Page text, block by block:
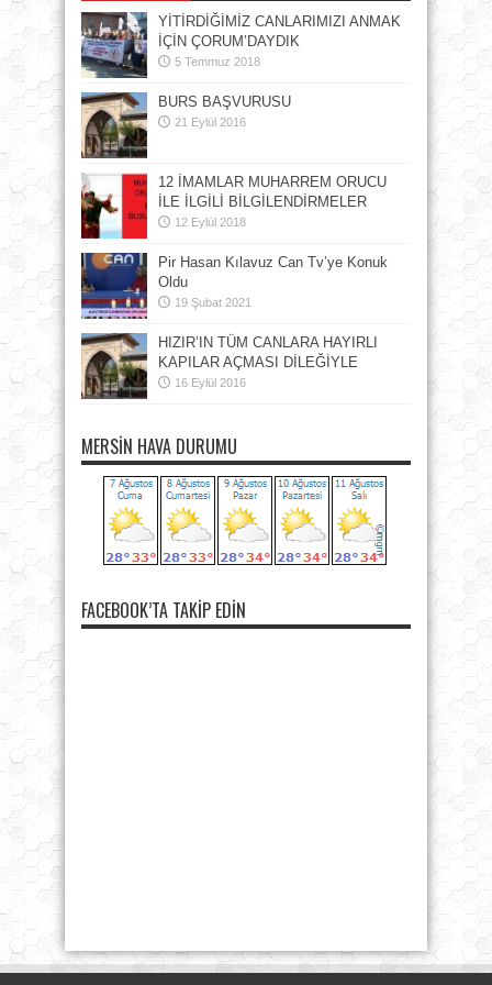
YİTİRDİĞİMİZ CANLARIMIZI ANMAK
İÇİN ÇORUM’DAYDIK
5 Temmuz 2018
BURS BAŞVURUSU
21 Eylül 2016
12 İMAMLAR MUHARREM ORUCU
İLE İLGİLİ BİLGİLENDİRMELER
12 Eylül 2018
Pir Hasan Kılavuz Can Tv’ye Konuk
Oldu
19 Şubat 2021
HIZIR’IN TÜM CANLARA HAYIRLI
KAPILAR AÇMASI DİLEĞİYLE
16 Eylül 2016
MERSIN HAVA DURUMU
FACEBOOK’TA TAKIP EDIN